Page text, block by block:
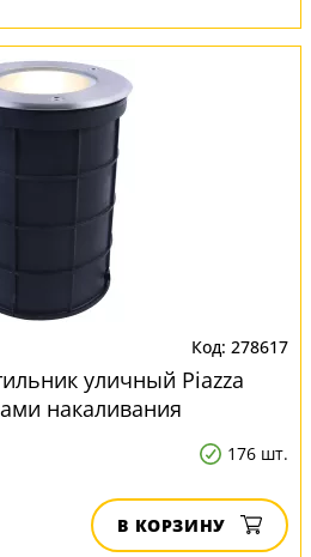
278617
уличный Piazza
накаливания
176 шт.
В КОРЗИНУ